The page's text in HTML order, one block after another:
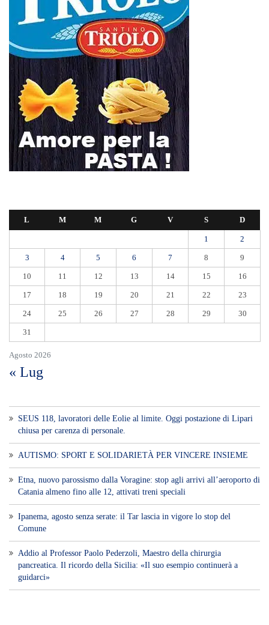
Agosto 2026
L M M G V S D
1 2
3 4 5 6 7 8 9
10 11 12 13 14 15 16
17 18 19 20 21 22 23
24 25 26 27 28 29 30
31
« Lug
SEUS 118, lavoratori delle Eolie al limite. Oggi postazione di Lipari
chiusa per carenza di personale.
AUTISMO: SPORT E SOLIDARIETÀ PER VINCERE INSIEME
Etna, nuovo parossismo dalla Voragine: stop agli arrivi all’aeroporto di
Catania almeno fino alle 12, attivati treni speciali
Ipanema, agosto senza serate: il Tar lascia in vigore lo stop del
Comune
Addio al Professor Paolo Pederzoli, Maestro della chirurgia
pancreatica. Il ricordo della Sicilia: «Il suo esempio continuerà a
guidarci»